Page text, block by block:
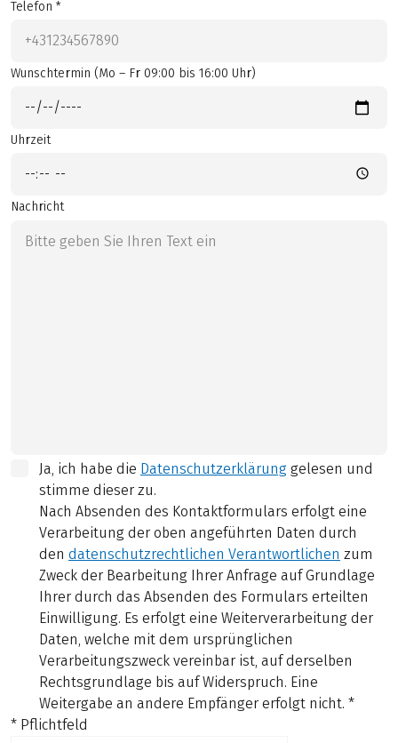
Telefon *
Wunschtermin (Mo – Fr 09:00 bis 16:00 Uhr)
Uhrzeit
Nachricht
Ja, ich habe die Datenschutzerklärung gelesen und
stimme dieser zu.
Nach Absenden des Kontaktformulars erfolgt eine
Verarbeitung der oben angeführten Daten durch
den datenschutzrechtlichen Verantwortlichen zum
Zweck der Bearbeitung Ihrer Anfrage auf Grundlage
Ihrer durch das Absenden des Formulars erteilten
Einwilligung. Es erfolgt eine Weiterverarbeitung der
Daten, welche mit dem ursprünglichen
Verarbeitungszweck vereinbar ist, auf derselben
Rechtsgrundlage bis auf Widerspruch. Eine
Weitergabe an andere Empfänger erfolgt nicht. *
* Pflichtfeld